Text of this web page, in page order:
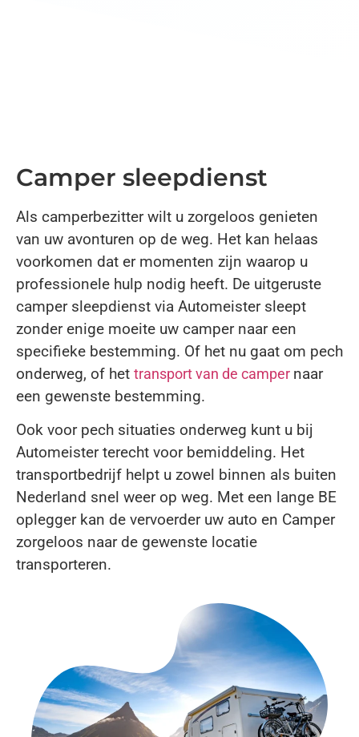
Camper sleepdienst
Als camperbezitter wilt u zorgeloos genieten
van uw avonturen op de weg. Het kan helaas
voorkomen dat er momenten zijn waarop u
professionele hulp nodig heeft. De uitgeruste
camper sleepdienst via Automeister sleept
zonder enige moeite uw camper naar een
specifieke bestemming. Of het nu gaat om pech
onderweg, of het transport van de camper naar
een gewenste bestemming.
Ook voor pech situaties onderweg kunt u bij
Automeister terecht voor bemiddeling. Het
transportbedrijf helpt u zowel binnen als buiten
Nederland snel weer op weg. Met een lange BE
oplegger kan de vervoerder uw auto en Camper
zorgeloos naar de gewenste locatie
transporteren.